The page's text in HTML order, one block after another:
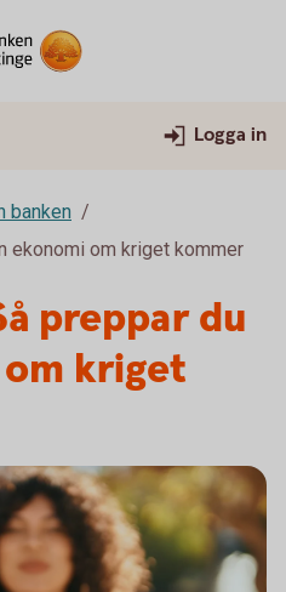
Logga in
banken
ekonomi om kriget kommer
preppar du
kriget